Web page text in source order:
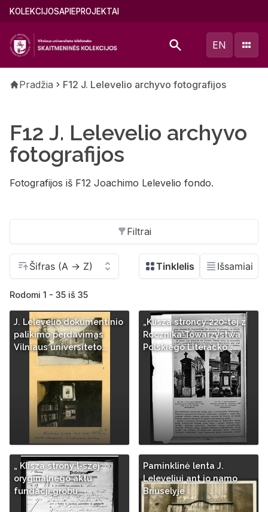
Pereiti
pagrindinį
turinį
Main
(lithuanian)
KOLEKCIJOSAPIEPROJEKTAI
EN
Kelias
Pradžia F12 J. Lelevelio archyvo fotografijos
F12 J. Lelevelio archyvo
fotografijos
Fotografijos iš F12 Joachimo Lelevelio fondo.
Filtrai
Rodomi 1 - 35 iš 35
J. Lelevelio dokumentinio
palikimo perdavimas
Vilniaus universiteto…
„Klisza stroncy 220-tej z
Rocznika Towarzystwa
Polskiego Literacko…
„ Klisza strony l-szej
oryginalnego aktu
fundacji grobu…
Paminklinė lenta J.
Leleveliui ant jo namo
Briuselyje